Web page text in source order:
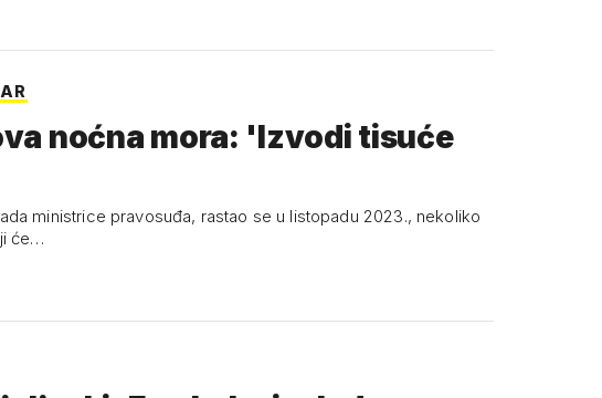
mora: 'Izvodi tisuće
ministrice pravosuđa, rastao se u listopadu 2023., nekoliko
će…